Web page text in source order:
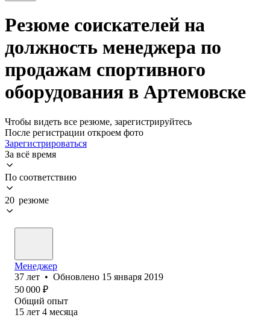
Резюме соискателей на
должность менеджера по
продажам спортивного
оборудования в Артемовске
Чтобы видеть все резюме, зарегистрируйтесь
После регистрации откроем фото
Зарегистрироваться
За всё время
По соответствию
20 резюме
Менеджер
37 лет • Обновлено 15 января 2019
50 000 ₽
Общий опыт
15 лет 4 месяца